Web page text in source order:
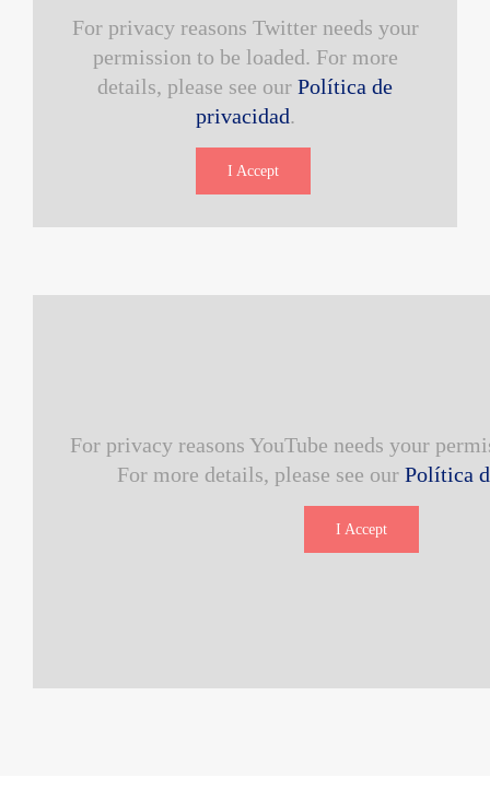
For privacy reasons Twitter needs your
permission to be loaded. For more
details, please see our Política de
privacidad.
I Accept
For privacy reasons YouTube needs your
For more details, please see our Política
I Accept